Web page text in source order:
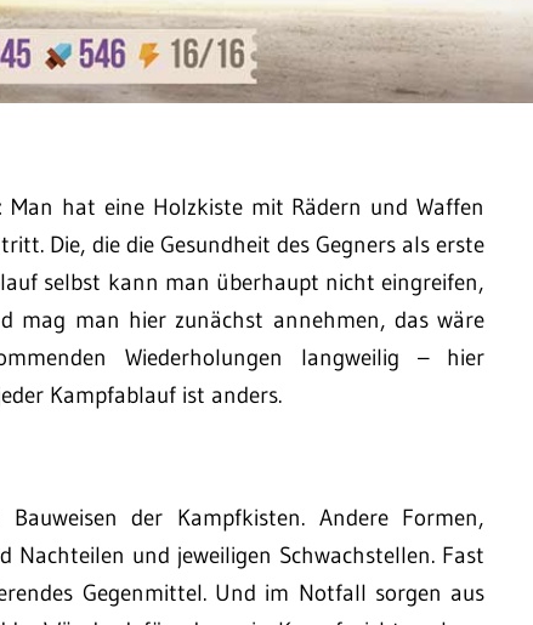
Man hat eine Holzkiste mit Rädern und Waffen
Die, die die Gesundheit des Gegners als erste
selbst kann man überhaupt nicht eingreifen,
mag man hier zunächst annehmen, das wäre
Wiederholungen langweilig – hier
Kampfablauf ist anders.
der Kampfkisten. Andere Formen,
Nachteilen und jeweiligen Schwachstellen. Fast
Gegenmittel. Und im Notfall sorgen aus